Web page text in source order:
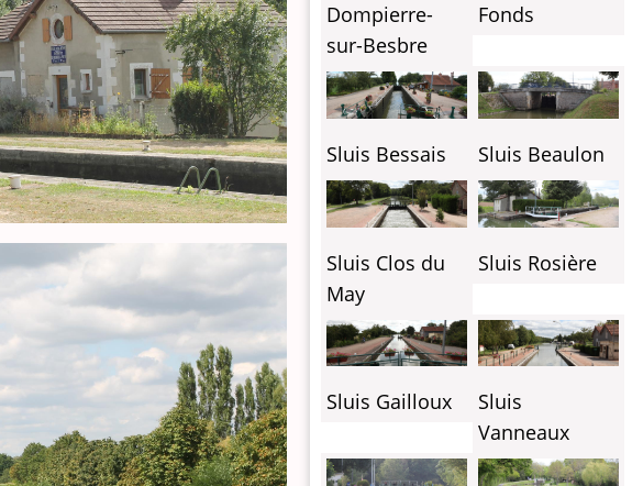
Dompierre-
sur-Besbre
Fonds
Sluis Bessais Sluis Beaulon
Sluis Clos du
May
Sluis Rosière
Sluis Gailloux
Sluis
Vanneaux